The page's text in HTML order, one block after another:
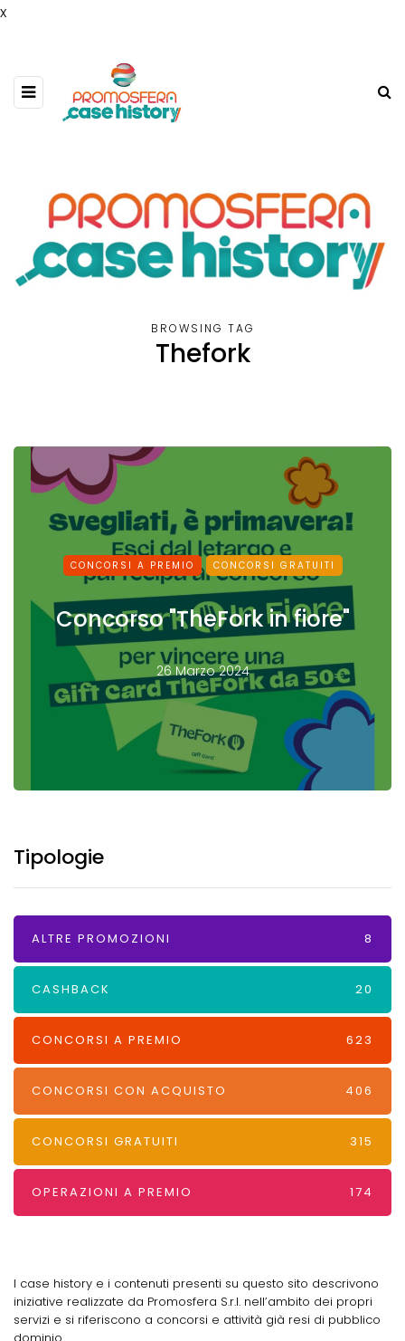
x
BROWSING TAG
Thefork
CONCORSI A PREMIO CONCORSI GRATUITI
Concorso "TheFork in fiore"
26 Marzo 2024
Tipologie
ALTRE PROMOZIONI 8
CASHBACK 20
CONCORSI A PREMIO 623
CONCORSI CON ACQUISTO 406
CONCORSI GRATUITI 315
OPERAZIONI A PREMIO 174
I case history e i contenuti presenti su questo sito descrivono
iniziative realizzate da Promosfera S.r.l. nell’ambito dei propri
servizi e si riferiscono a concorsi e attività già resi di pubblico